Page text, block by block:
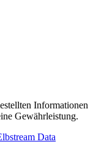
Informationen
Gewährleistung.
Data